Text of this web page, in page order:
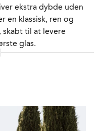
Flaske (75 cl)
301709
Østers, Sushi, Ceviche
Hvid fisk, Gedeoste
Let, Frisk, Sprød, Tør,
ekstra dybde uden
en klassisk, ren og
skabt til at levere
glas.
rå fisk, ceviche,
gedeost, grønne
hvor